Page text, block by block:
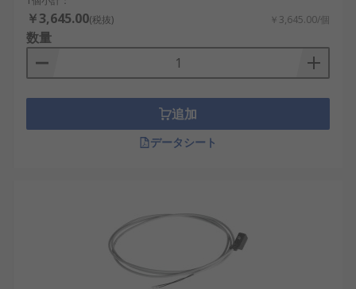
￥3,645.00(税抜) ￥3,645.00/個
数量
追加
データシート